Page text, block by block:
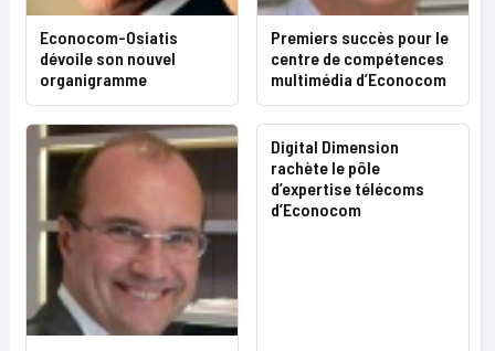
Econocom-Osiatis
dévoile son nouvel
organigramme
Premiers succès pour le
centre de compétences
multimédia d’Econocom
Digital Dimension
rachète le pôle
d’expertise télécoms
d’Econocom